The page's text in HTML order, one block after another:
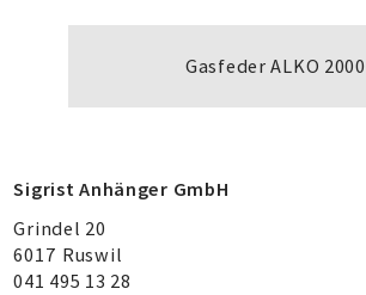
Gasfeder ALKO
Sigrist Anhänger GmbH
Grindel 20
6017 Ruswil
041 495 13 28